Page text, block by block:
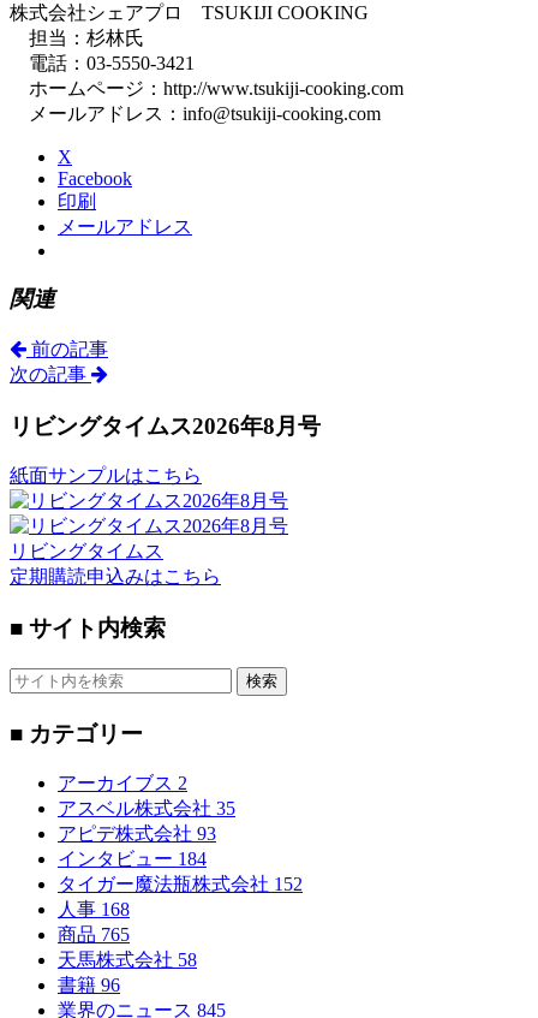
株式会社シェアプロ TSUKIJI COOKING
担当：杉林氏
電話：03-5550-3421
ホームページ：http://www.tsukiji-cooking.com
メールアドレス：info@tsukiji-cooking.com
X
Facebook
印刷
メールアドレス
関連
前の記事
次の記事
リビングタイムス2026年8月号
紙面サンプルはこちら
リビングタイムス
定期購読申込みはこちら
■ サイト内検索
検索
■ カテゴリー
アーカイブス 2
アスベル株式会社 35
アピデ株式会社 93
インタビュー 184
タイガー魔法瓶株式会社 152
人事 168
商品 765
天馬株式会社 58
書籍 96
業界のニュース 845